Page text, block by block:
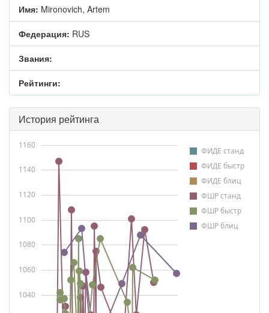
Имя: Mironovich, Artem
Федерация: RUS
Звания:
Рейтинги:
История рейтинга
ФИДЕ станд
ФИДЕ быстр
ФИДЕ блиц
ФШР станд
ФШР быстр
ФШР блиц
1040
1060
1080
1100
1120
1140
1160